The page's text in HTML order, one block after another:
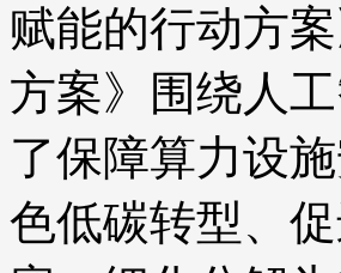
赋能的行动方
方案》围绕人
了保障算力设
色低碳转型、